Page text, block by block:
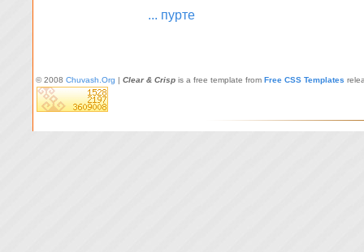
... пурте
© 2008 Chuvash.Org | Clear & Crisp is a free template from Free CSS Templates